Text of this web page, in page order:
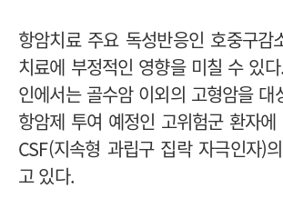
항암치료 주요 독성반응인 호중구감
치료에 부정적인 영향을 미칠 수 있
인에서는 골수암 이외의 고형암을 대
항암제 투여 예정인 고위험군 환자
CSF(지속형 과립구 집락 자극인자)
고 있다.